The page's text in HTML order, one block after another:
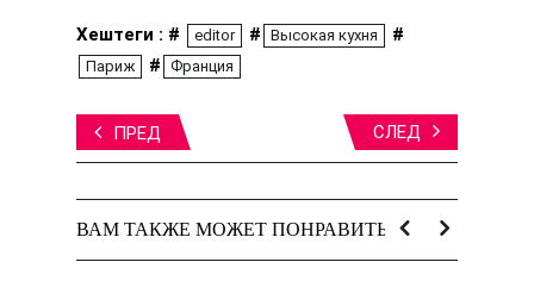
Хештеги : # editor # Высокая кухня #
Париж # Франция
ПРЕД СЛЕД
ВАМ ТАКЖЕ МОЖЕТ ПОНРАВИТЬСЯ: